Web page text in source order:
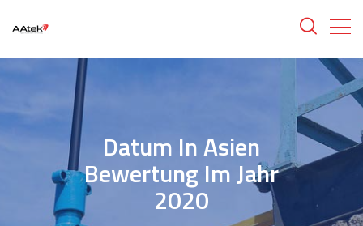
Datum In Asien
Bewertung Im Jahr
2020